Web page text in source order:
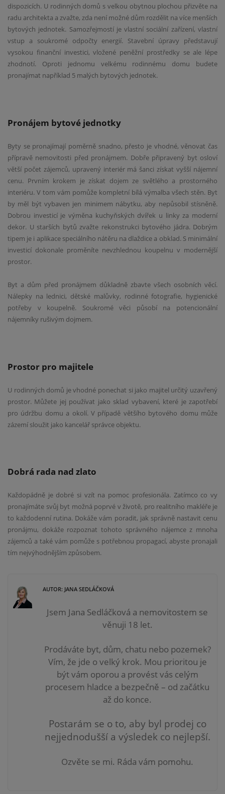
dispozicích. U rodinných domů s velkou obytnou plochou přizvěte na
radu architekta a zvažte, zda není možné dům rozdělit na více menších
bytových jednotek. Samozřejmostí je vlastní sociální zařízení, vlastní
vstup a soukromé odpočty energií. Stavební úpravy představují
vysokou finanční investici, vložené peněžní prostředky se ale lépe
zhodnotí. Oproti jednomu velkému rodinnému domu budete
pronajímat například 5 malých bytových jednotek.
Pronájem bytové jednotky
Byty se pronajímají poměrně snadno, přesto je vhodné, věnovat čas
přípravě nemovitosti před pronájmem. Dobře připravený byt osloví
větší počet zájemců, upravený interiér má šanci získat vyšší nájemní
cenu. Prvním krokem je získat dojem ze světlého a prostorného
interiéru. V tom vám pomůže kompletní bílá výmalba všech stěn. Byt
by měl být vybaven jen minimem nábytku, aby nepůsobil stísněně.
Dobrou investicí je výměna kuchyňských dvířek u linky za moderní
dekor. U starších bytů zvažte rekonstrukci bytového jádra. Dobrým
tipem je i aplikace speciálního nátěru na dlaždice a obklad. S minimální
investicí dokonale proměníte nevzhlednou koupelnu v modernější
prostor.
Byt a dům před pronájmem důkladně zbavte všech osobních věcí.
Nálepky na lednici, dětské malůvky, rodinné fotografie, hygienické
potřeby v koupelně. Soukromé věci působí na potencionální
nájemníky rušivým dojmem.
Prostor pro majitele
U rodinných domů je vhodné ponechat si jako majitel určitý uzavřený
prostor. Můžete jej používat jako sklad vybavení, které je zapotřebí
pro údržbu domu a okolí. V případě většího bytového domu může
zázemí sloužit jako kancelář správce objektu.
Dobrá rada nad zlato
Každopádně je dobré si vzít na pomoc profesionála. Zatímco co vy
pronajímáte svůj byt možná poprvé v životě, pro realitního makléře je
to každodenní rutina. Dokáže vám poradit, jak správně nastavit cenu
pronájmu, dokáže rozpoznat tohoto správného nájemce z mnoha
zájemců a také vám pomůže s potřebnou propagací, abyste pronajali
tím nejvýhodnějším způsobem.
AUTOR: JANA SEDLÁČKOVÁ
Jsem Jana Sedláčková a nemovitostem se
věnuji 18 let.
Prodáváte byt, dům, chatu nebo pozemek?
Vím, že jde o velký krok. Mou prioritou je
být vám oporou a provést vás celým
procesem hladce a bezpečně – od začátku
až do konce.
Postarám se o to, aby byl prodej co
nejjednodušší a výsledek co nejlepší.
Ozvěte se mi. Ráda vám pomohu.